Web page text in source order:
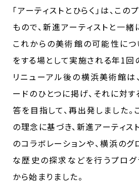
「アーティストとひらく」は、こ
もので、新進アーティストと一緒
これからの美術館の可能性につ
をする場として実施される年1回
リニューアル後の横浜美術館は
ードのひとつに掲げ、それに対
答を目指して、再出発しました。
の理念に基づき、新進アーティス
のコラボレーションや、横浜の
な歴史の探求などを行うプログ
から始まりました。